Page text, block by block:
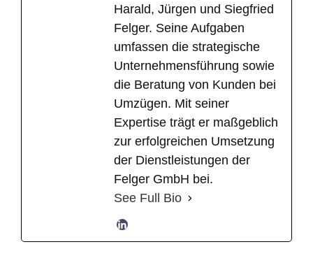
Harald, Jürgen und Siegfried
Felger. Seine Aufgaben
umfassen die strategische
Unternehmensführung sowie
die Beratung von Kunden bei
Umzügen. Mit seiner
Expertise trägt er maßgeblich
zur erfolgreichen Umsetzung
der Dienstleistungen der
Felger GmbH bei.
See Full Bio